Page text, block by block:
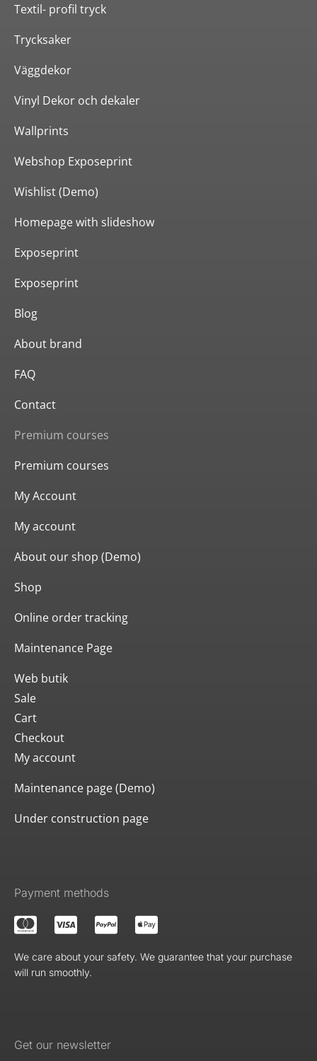
Textil- profil tryck
Trycksaker
Väggdekor
Vinyl Dekor och dekaler
Wallprints
Webshop Exposeprint
Wishlist (Demo)
Homepage with slideshow
Exposeprint
Exposeprint
Blog
About brand
FAQ
Contact
Premium courses
Premium courses
My Account
My account
About our shop (Demo)
Shop
Online order tracking
Maintenance Page
Web butik
Sale
Cart
Checkout
My account
Maintenance page (Demo)
Under construction page
Payment methods
We care about your safety. We guarantee that your purchase
will run smoothly.
Get our newsletter